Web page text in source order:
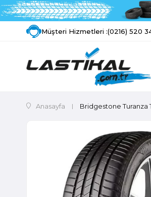
Müşteri Hizmetleri :(0216) 520
Anasayfa Bridgestone Turanza